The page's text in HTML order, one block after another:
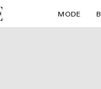
MODE